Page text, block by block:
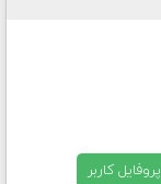
کاربر